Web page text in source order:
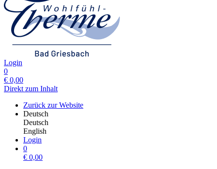
Login
0
€ 0,00
Direkt zum Inhalt
Zurück zur Website
Deutsch
Deutsch
English
Login
0
€ 0,00